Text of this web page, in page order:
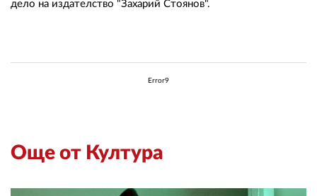
дело на издателство "Захарий Стоянов".
Error9
Още от Култура